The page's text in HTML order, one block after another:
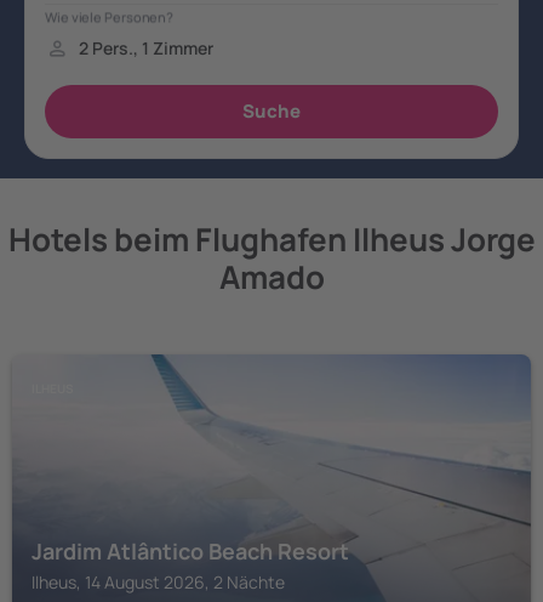
Hotels beim Flughafen Ilheus Jorge
Amado
Jardim Atlântico Beach Resort
Ilheus, 14 August 2026, 2 Nächte